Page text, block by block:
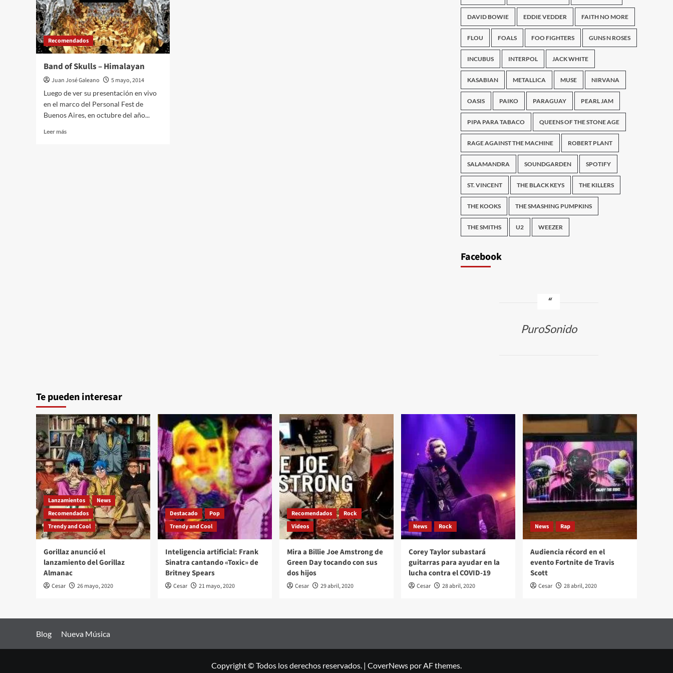
Recomendados
Band of Skulls – Himalayan
Juan José Galeano
5 mayo, 2014
Luego de ver su presentación en vivo
en el marco del Personal Fest de
Buenos Aires, en octubre del año...
Leer másLeer
DAVID BOWIE EDDIE VEDDER FAITH NO MORE
FLOU FOALS FOO FIGHTERS GUNS N ROSES
INCUBUS INTERPOL JACK WHITE
KASABIAN METALLICA MUSE NIRVANA
OASIS PAIKO PARAGUAY PEARL JAM
PIPA PARA TABACO QUEENS OF THE STONE AGE
RAGE AGAINST THE MACHINE ROBERT PLANT
SALAMANDRA SOUNDGARDEN SPOTIFY
ST. VINCENT THE BLACK KEYS THE KILLERS
THE KOOKS THE SMASHING PUMPKINS
THE SMITHS U2 WEEZER
Facebook
PuroSonido
Te pueden interesar
Lanzamientos
News
Recomendados
Trendy and Cool
Gorillaz anunció el
lanzamiento del Gorillaz
Almanac
Cesar 26 mayo, 2020
Destacado
Pop
Trendy and Cool
Inteligencia artificial: Frank
Sinatra cantando «Toxic» de
Britney Spears
Cesar 21 mayo, 2020
Recomendados
Rock
Videos
Mira a Billie Joe Amstrong de
Green Day tocando con sus
dos hijos
Cesar 29 abril, 2020
News Rock
Corey Taylor subastará
guitarras para ayudar en la
lucha contra el COVID-19
Cesar 28 abril, 2020
News Rap
Audiencia récord en el
evento Fortnite de Travis
Scott
Cesar 28 abril, 2020
Blog Nueva Música
Copyright © Todos los derechos reservados. | CoverNews por AF themes.